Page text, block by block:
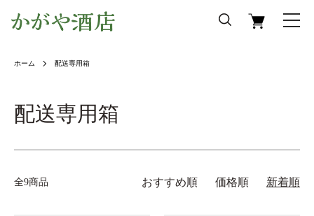
ホーム 配送専用箱
配送専用箱
全9商品 おすすめ順 価格順 新着順